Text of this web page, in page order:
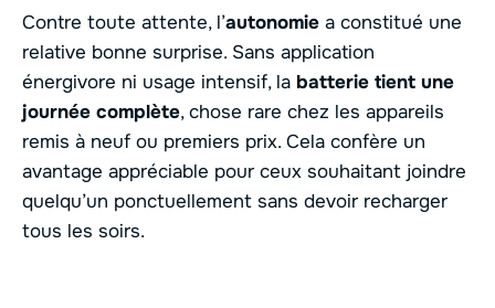
Contre toute attente, l’autonomie a constitué une
relative bonne surprise. Sans application
énergivore ni usage intensif, la batterie tient une
journée complète, chose rare chez les appareils
remis à neuf ou premiers prix. Cela confère un
avantage appréciable pour ceux souhaitant joindre
quelqu’un ponctuellement sans devoir recharger
tous les soirs.